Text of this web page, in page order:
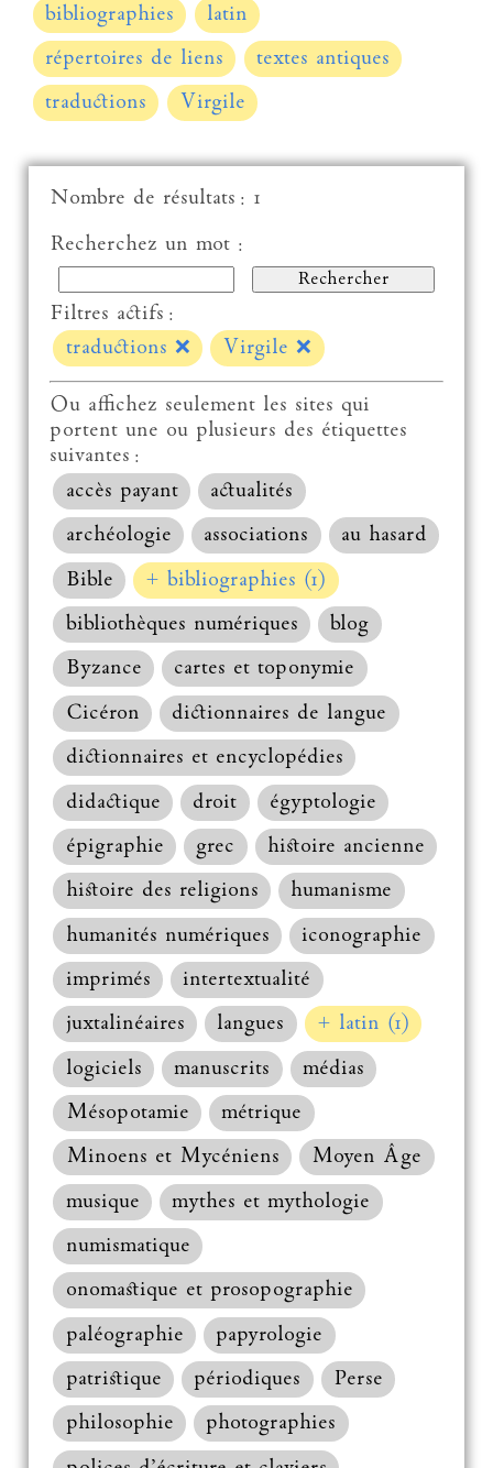
bibliographies
latin
répertoires de liens
textes antiques
traductions
Virgile
Nombre de résultats : 1
Recherchez un mot :
Filtres actifs :
traductions ❌ Virgile❌
Ou affichez seulement les sites qui
portent une ou plusieurs des étiquettes
suivantes :
accès payant
actualités
archéologie
associations
au hasard
Bible
+ bibliographies (1)
bibliothèques numériques
blog
Byzance
cartes et toponymie
Cicéron
dictionnaires de langue
dictionnaires et encyclopédies
didactique
droit
égyptologie
épigraphie
grec
histoire ancienne
histoire des religions
humanisme
humanités numériques
iconographie
imprimés
intertextualité
juxtalinéaires
langues
+ latin (1)
logiciels
manuscrits
médias
Mésopotamie
métrique
Minoens et Mycéniens
Moyen Âge
musique
mythes et mythologie
numismatique
onomastique et prosopographie
paléographie
papyrologie
patristique
périodiques
Perse
philosophie
photographies